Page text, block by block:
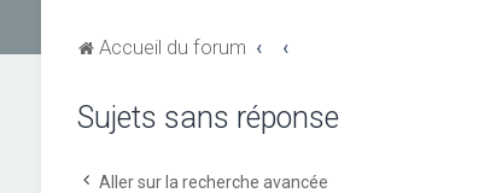
Accueil du forum
Sujets sans réponse
Aller sur la recherche avancée